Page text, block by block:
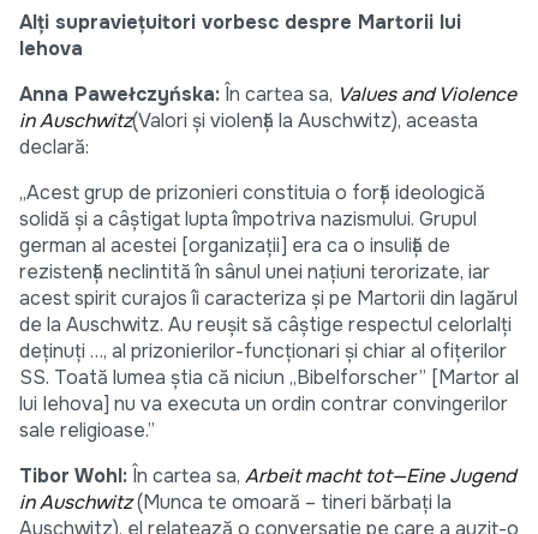
Alți supraviețuitori vorbesc despre Martorii lui
Iehova
Anna Pawełczyńska: În cartea sa, Values and Violence
in Auschwitz(Valori și violență la Auschwitz), aceasta
declară:
„Acest grup de prizonieri constituia o forță ideologică
solidă și a câștigat lupta împotriva nazismului. Grupul
german al acestei [organizații] era ca o insuliță de
rezistență neclintită în sânul unei națiuni terorizate, iar
acest spirit curajos îi caracteriza și pe Martorii din lagărul
de la Auschwitz. Au reușit să câștige respectul celorlalți
deținuți …, al prizonierilor-funcționari și chiar al ofițerilor
SS. Toată lumea știa că niciun „Bibelforscher” [Martor al
lui Iehova] nu va executa un ordin contrar convingerilor
sale religioase.”
Tibor Wohl: În cartea sa, Arbeit macht tot—Eine Jugend
in Auschwitz(Munca te omoară – tineri bărbați la
Auschwitz), el relatează o conversație pe care a auzit-o